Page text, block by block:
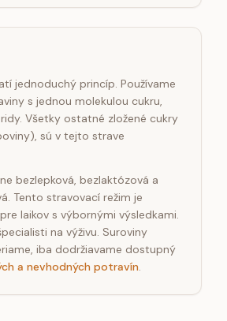
jednoduchý princíp. Používame
s jednou molekulou cukru,
Všetky ostatné zložené cukry
sú v tejto strave
bezlepková, bezlaktózová a
Tento stravovací režim je
laikov s výbornými výsledkami.
na výživu. Suroviny
iba dodržiavame dostupný
a nevhodných potravín.